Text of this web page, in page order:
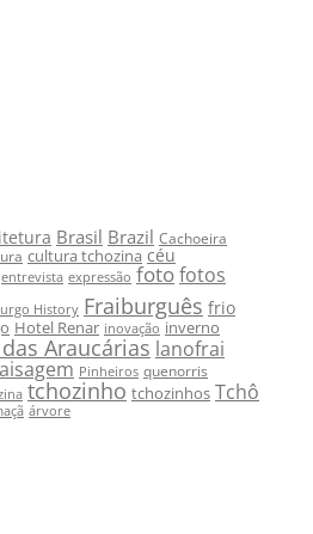
Brasil Brazil Cachoeira
cultura tchozina céu
entrevista expressão fotofotos
History Fraiburguês frio
Hotel Renar inovação inverno
Araucárias lanofrai
Pinheiros quenorris
tchozinho tchozinhos Tchô
árvore